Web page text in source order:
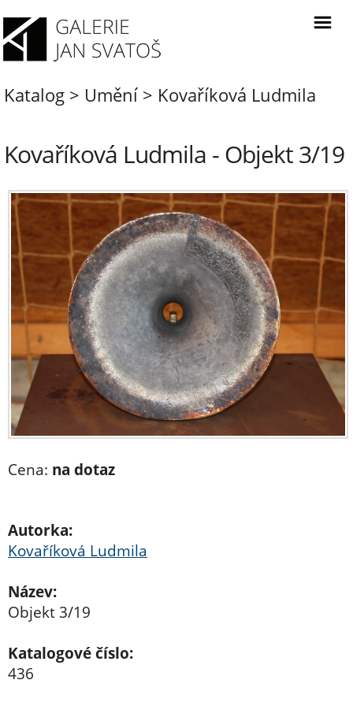
Katalog > Umění > Kovaříková Ludmila
Kovaříková Ludmila - Objekt 3/19
Cena: na dotaz
Autorka:
Kovaříková Ludmila
Název:
Objekt 3/19
Katalogové číslo:
436